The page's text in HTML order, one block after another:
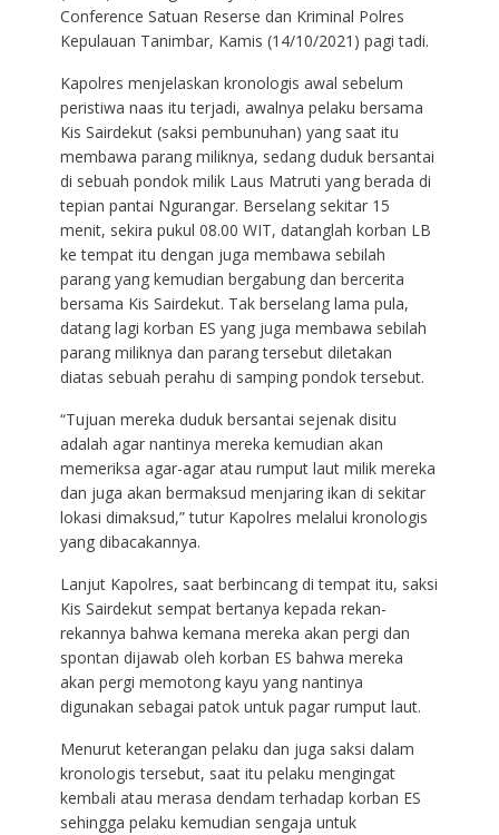
Conference Satuan Reserse dan Kriminal Polres
Kepulauan Tanimbar, Kamis (14/10/2021) pagi tadi.
Kapolres menjelaskan kronologis awal sebelum
peristiwa naas itu terjadi, awalnya pelaku bersama
Kis Sairdekut (saksi pembunuhan) yang saat itu
membawa parang miliknya, sedang duduk bersantai
di sebuah pondok milik Laus Matruti yang berada di
tepian pantai Ngurangar. Berselang sekitar 15
menit, sekira pukul 08.00 WIT, datanglah korban LB
ke tempat itu dengan juga membawa sebilah
parang yang kemudian bergabung dan bercerita
bersama Kis Sairdekut. Tak berselang lama pula,
datang lagi korban ES yang juga membawa sebilah
parang miliknya dan parang tersebut diletakan
diatas sebuah perahu di samping pondok tersebut.
“Tujuan mereka duduk bersantai sejenak disitu
adalah agar nantinya mereka kemudian akan
memeriksa agar-agar atau rumput laut milik mereka
dan juga akan bermaksud menjaring ikan di sekitar
lokasi dimaksud,” tutur Kapolres melalui kronologis
yang dibacakannya.
Lanjut Kapolres, saat berbincang di tempat itu, saksi
Kis Sairdekut sempat bertanya kepada rekan-
rekannya bahwa kemana mereka akan pergi dan
spontan dijawab oleh korban ES bahwa mereka
akan pergi memotong kayu yang nantinya
digunakan sebagai patok untuk pagar rumput laut.
Menurut keterangan pelaku dan juga saksi dalam
kronologis tersebut, saat itu pelaku mengingat
kembali atau merasa dendam terhadap korban ES
sehingga pelaku kemudian sengaja untuk